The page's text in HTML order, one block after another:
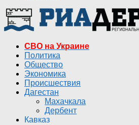
СВО на Украине
Политика
Общество
Экономика
Происшествия
Дагестан
Махачкала
Дербент
Кавказ